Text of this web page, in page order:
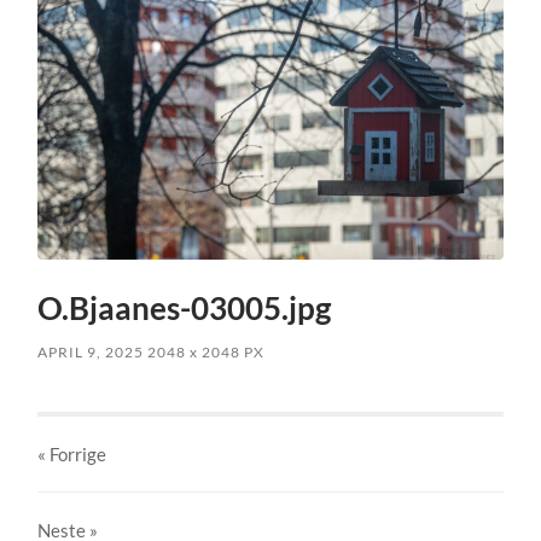
O.Bjaanes-03005.jpg
APRIL 9, 2025 2048x 2048 PX
« Forrige
Neste »